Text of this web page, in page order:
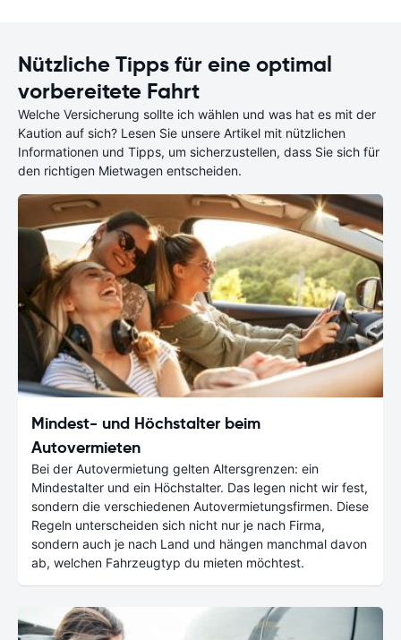
Nützliche Tipps für eine optimal
vorbereitete Fahrt
Welche Versicherung sollte ich wählen und was hat es mit der
Kaution auf sich? Lesen Sie unsere Artikel mit nützlichen
Informationen und Tipps, um sicherzustellen, dass Sie sich für
den richtigen Mietwagen entscheiden.
Mindest- und Höchstalter beim
Autovermieten
Bei der Autovermietung gelten Altersgrenzen: ein
Mindestalter und ein Höchstalter. Das legen nicht wir fest,
sondern die verschiedenen Autovermietungsfirmen. Diese
Regeln unterscheiden sich nicht nur je nach Firma,
sondern auch je nach Land und hängen manchmal davon
ab, welchen Fahrzeugtyp du mieten möchtest.